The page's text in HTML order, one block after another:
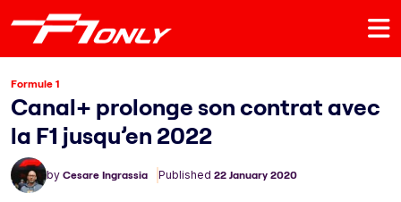
Formule 1
Canal+ prolonge son contrat avec
la F1 jusqu’en 2022
by Cesare Ingrassia Published 22 January 2020